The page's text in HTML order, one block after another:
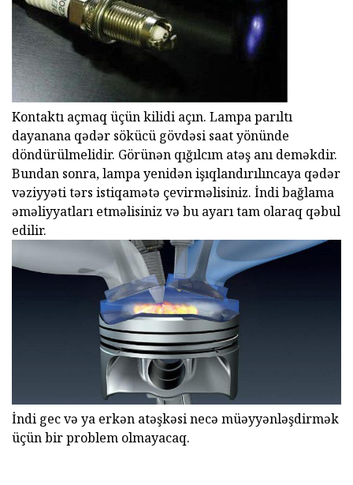
Kontaktı açmaq üçün kilidi açın. Lampa parıltı
dayanana qədər sökücü gövdəsi saat yönünde
döndürülmelidir. Görünən qığılcım atəş anı deməkdir.
Bundan sonra, lampa yenidən işıqlandırılıncaya qədər
vəziyyəti tərs istiqamətə çevirməlisiniz. İndi bağlama
əməliyyatları etməlisiniz və bu ayarı tam olaraq qəbul
edilir.
İndi gec və ya erkən atəşkəsi necə müəyyənləşdirmək
üçün bir problem olmayacaq.